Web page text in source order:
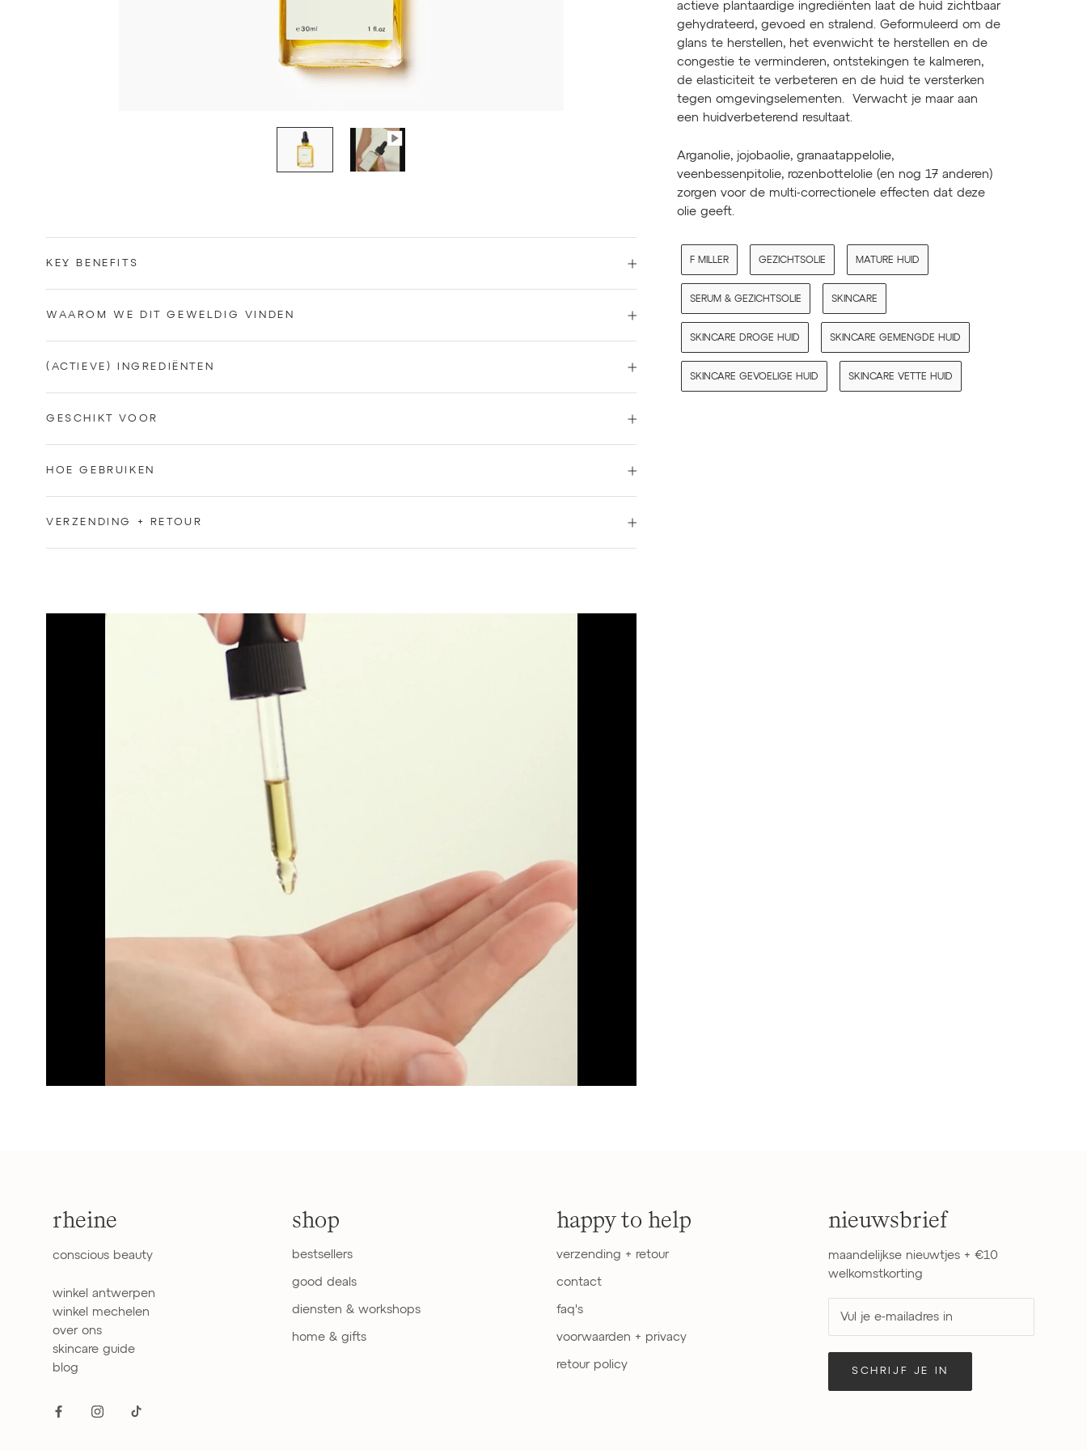
actieve plantaardige ingrediënten laat de huid zichtbaar
gehydrateerd, gevoed en stralend. Geformuleerd om de
glans te herstellen, het evenwicht te herstellen en de
congestie te verminderen, ontstekingen te kalmeren,
de elasticiteit te verbeteren en de huid te versterken
tegen omgevingselementen. Verwacht je maar aan
een huidverbeterend resultaat.
Arganolie, jojobaolie, granaatappelolie,
veenbessenpitolie, rozenbottelolie (en nog 17 anderen)
zorgen voor de multi-correctionele effecten dat deze
olie geeft.
F MILLER GEZICHTSOLIE MATURE HUID
SERUM & GEZICHTSOLIE SKINCARE
SKINCARE DROGE HUID SKINCARE GEMENGDE HUID
SKINCARE GEVOELIGE HUID SKINCARE VETTE HUID
KEY BENEFITS
WAAROM WE DIT GEWELDIG VINDEN
(ACTIEVE) INGREDIËNTEN
GESCHIKT VOOR
HOE GEBRUIKEN
VERZENDING + RETOUR
rheine
conscious beauty
winkel antwerpen
winkel mechelen
over ons
skincare guide
blog
shop
bestsellers
good deals
diensten & workshops
home & gifts
happy to help
verzending + retour
contact
faq's
voorwaarden + privacy
retour policy
nieuwsbrief
maandelijkse nieuwtjes + €10
welkomstkorting
SCHRIJF JE IN